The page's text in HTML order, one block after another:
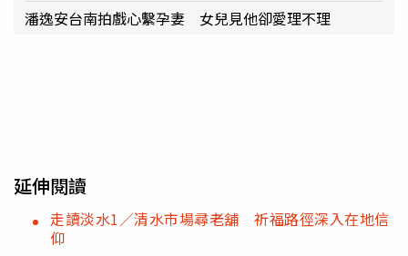
潘逸安台南拍戲心繫孕妻 女兒見他卻愛理不理
延伸閱讀
走讀淡水1／清水市場尋老舖 祈福路徑深入在地信
仰